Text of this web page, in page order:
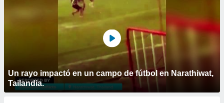
Un rayo impactó en un campo de fútbol en Narathiwat,
Tailandia.